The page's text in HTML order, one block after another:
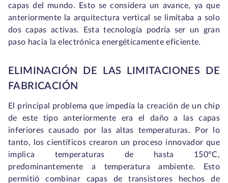
capas del mundo. Esto se considera un avance, ya que
anteriormente la arquitectura vertical se limitaba a solo
dos capas activas. Esta tecnología podría ser un gran
paso hacia la electrónica energéticamente eficiente.
ELIMINACIÓN DE LAS LIMITACIONES DE
FABRICACIÓN
El principal problema que impedía la creación de un chip
de este tipo anteriormente era el daño a las capas
inferiores causado por las altas temperaturas. Por lo
tanto, los científicos crearon un proceso innovador que
implica temperaturas de hasta 150°C,
predominantemente a temperatura ambiente. Esto
permitió combinar capas de transistores hechos de